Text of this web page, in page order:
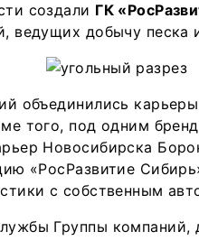
создали ГК
ведущих добычу песка
объединились
того, под одним
Новосибирска
«РосРазвитие
с собственным
Группы компаний,